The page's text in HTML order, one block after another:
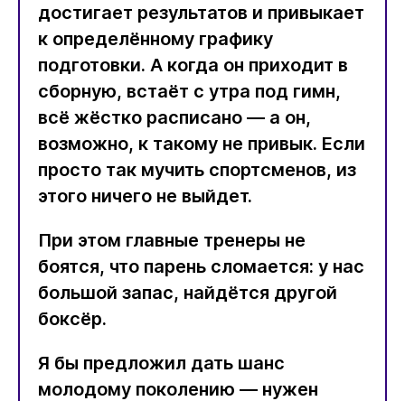
достигает результатов и привыкает
к определённому графику
подготовки. А когда он приходит в
сборную, встаёт с утра под гимн,
всё жёстко расписано — а он,
возможно, к такому не привык. Если
просто так мучить спортсменов, из
этого ничего не выйдет.
При этом главные тренеры не
боятся, что парень сломается: у нас
большой запас, найдётся другой
боксёр.
Я бы предложил дать шанс
молодому поколению — нужен